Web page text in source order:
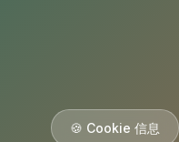
🍪 Cookie 信息